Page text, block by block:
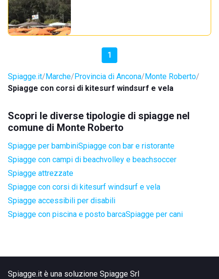
1
Spiagge.it Marche Provincia di Ancona Monte Roberto
Spiagge con corsi di kitesurf windsurf e vela
Scopri le diverse tipologie di spiagge nel
comune di Monte Roberto
Spiagge per bambiniSpiagge con bar e ristorante
Spiagge con campi di beachvolley e beachsoccer
Spiagge attrezzate
Spiagge con corsi di kitesurf windsurf e vela
Spiagge accessibili per disabili
Spiagge con piscina e posto barcaSpiagge per cani
Spiagge.it è una soluzione Spiagge Srl